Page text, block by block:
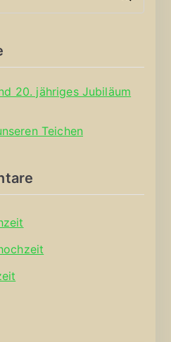
20. jähriges Jubiläum
Teichen